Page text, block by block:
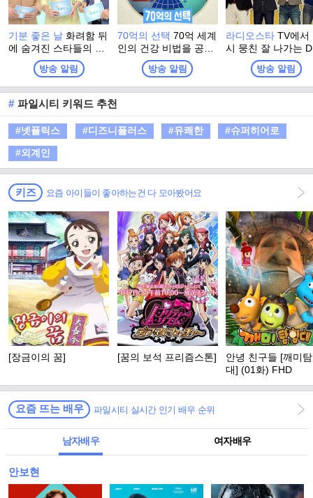
기분 좋은 날화려함 뒤
에 숨겨진 스타들의 진
솔한 이야기와 이색 명
소에서 펼쳐지는 스타
들의 특별한 체험. 그리
고 유쾌한 강의, 기분
좋은 정보! 웃음과 눈물
이 함께하는 명강의와
생활에 유익한 다양한
정보가 함께 하는 프로
그램
방송 알림
70억의 선택 70억 세계
인의 건강 비법을 공유
하는 시간 세계인이 보
내는 건강 시그널!
방송 알림
라디오스타TV에서
시 뭉친 잘 나가는
들. 라디오에는 '보
라디오'가, TV에는 '
리는 TV' <라디오스
방송 알림
# 파일시티 키워드 추천
#넷플릭스 #디즈니플러스 #유쾌한
#슈퍼히어로
#외계인
키즈 요즘 아이들이 좋아하는건 다 모아봤어요
[장금이의 꿈] [꿈의 보석 프리즘스톤]
안녕 친구들 [깨미
대] (01화) FHD
요즘 뜨는 배우 파일시티 실시간 인기 배우 순위
남자배우 여자배우
안보현